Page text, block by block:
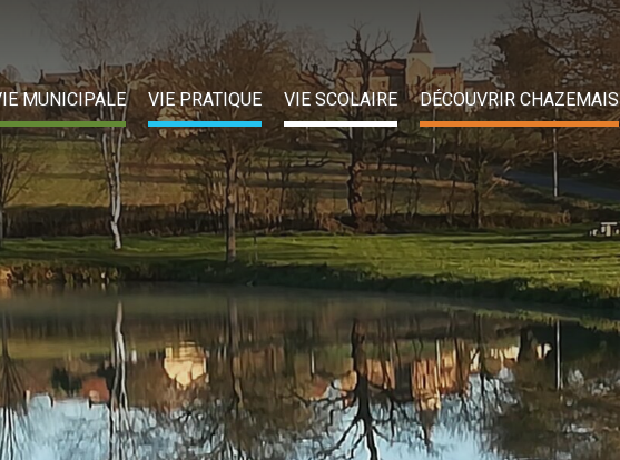
MUNICIPALE VIE PRATIQUE VIE SCOLAIRE DÉCOUVRIR CHAZEMAIS